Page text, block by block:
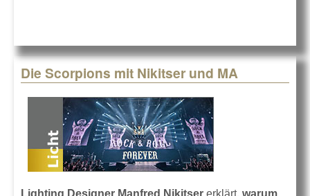
Die Scorpions mit Nikitser und MA